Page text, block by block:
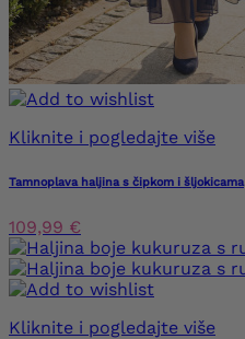
Kliknite i pogledajte više
Tamnoplava haljina s čipkom i šljokicama
109,99 €
Kliknite i pogledajte više